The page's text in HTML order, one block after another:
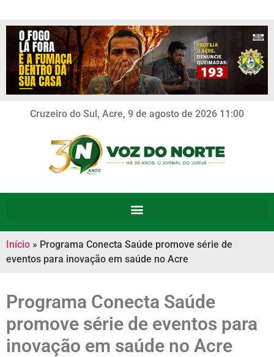
Cruzeiro do Sul, Acre, 9 de agosto de 2026 11:00
Início » Programa Conecta Saúde promove série de
eventos para inovação em saúde no Acre
Programa Conecta Saúde
promove série de eventos para
inovação em saúde no Acre